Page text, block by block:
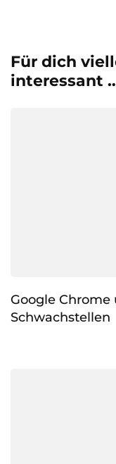
Für dich
interessant
Google Chrome
Schwachstellen